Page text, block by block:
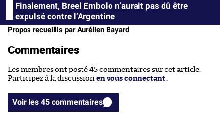
Finalement, Breel Embolo n’aurait pas dû être
expulsé contre l’Argentine
Propos recueillis par Aurélien Bayard
Commentaires
Les membres ont posté 45 commentaires sur cet article.
Participez à la discussion en vous connectant .
Voir les 45 commentaires